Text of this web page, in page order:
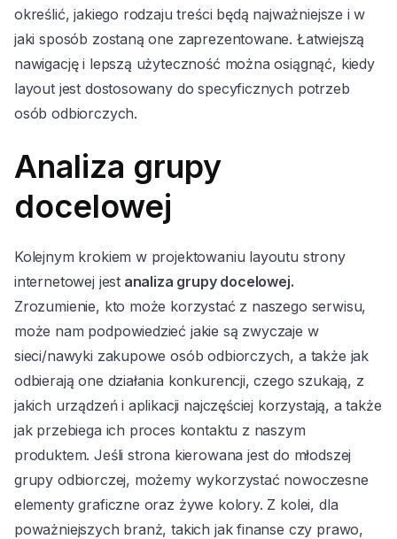
określić, jakiego rodzaju treści będą najważniejsze i w
jaki sposób zostaną one zaprezentowane. Łatwiejszą
nawigację i lepszą użyteczność można osiągnąć, kiedy
layout jest dostosowany do specyficznych potrzeb
osób odbiorczych.
Analiza grupy
docelowej
Kolejnym krokiem w projektowaniu layoutu strony
internetowej jest analiza grupy docelowej.
Zrozumienie, kto może korzystać z naszego serwisu,
może nam podpowiedzieć jakie są zwyczaje w
sieci/nawyki zakupowe osób odbiorczych, a także jak
odbierają one działania konkurencji, czego szukają, z
jakich urządzeń i aplikacji najczęściej korzystają, a także
jak przebiega ich proces kontaktu z naszym
produktem. Jeśli strona kierowana jest do młodszej
grupy odbiorczej, możemy wykorzystać nowoczesne
elementy graficzne oraz żywe kolory. Z kolei, dla
poważniejszych branż, takich jak finanse czy prawo,